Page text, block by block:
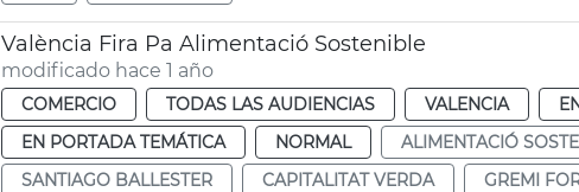
València Fira Pa Alimentació Sostenible
modificado hace 1 año
COMERCIO TODAS LAS AUDIENCIAS VALENCIA
EN PORTADA TEMÁTICA
NORMAL ALIMENTACIÓ
SANTIAGO BALLESTER
CAPITALITAT VERDA GREMI